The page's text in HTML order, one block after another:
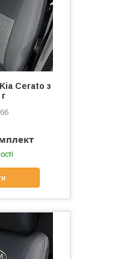
Cerato з